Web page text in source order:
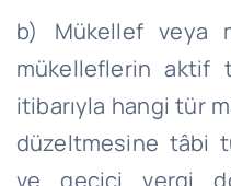
b) Mükellef veya
mükelleflerin aktif
itibarıyla hangi tür
düzeltmesine tâbi
ve geçici vergi